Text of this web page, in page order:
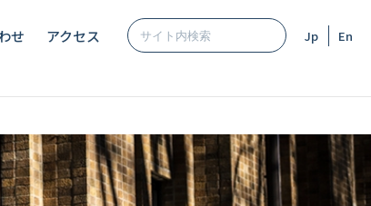
せ アクセス En
Jp